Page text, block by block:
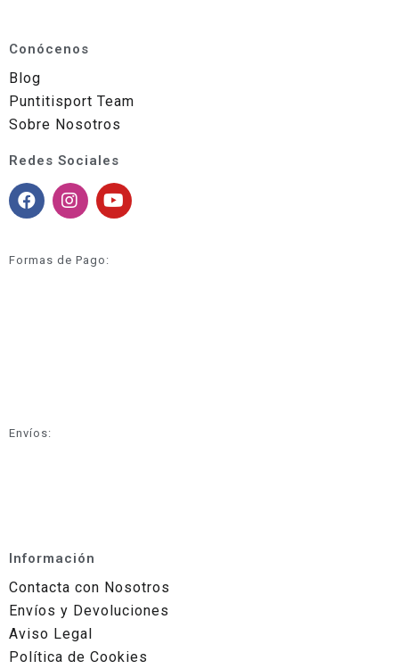
Conócenos
Blog
Puntitisport Team
Sobre Nosotros
Redes Sociales
Formas de Pago:
Envíos:
Información
Contacta con Nosotros
Envíos y Devoluciones
Aviso Legal
Política de Cookies